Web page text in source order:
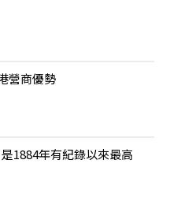
營商優勢
1884年有紀錄以來最高